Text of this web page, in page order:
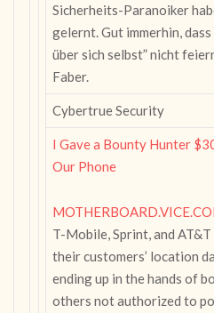
Sicherheits-Paranoiker
gelernt. Gut immerhin,
über sich selbst” nicht
Faber.
Cybertrue Security
I Gave a Bounty Hunter
Our Phone
T-Mobile, Sprint, and
their customers’ location
ending up in the hands of
others not authorized to